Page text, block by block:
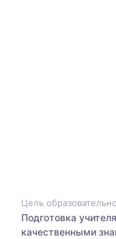
Цель
Подготовка
качественными